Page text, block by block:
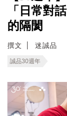
「日常對
的隔閡
撰文 迷誠品
誠品30週年